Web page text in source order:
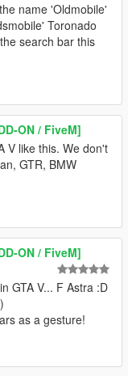
name 'Oldmobile'
Toronado
search bar this
ON / FiveM]
V like this. We don't
GTR, BMW
ON / FiveM]
GTA V... F Astra :D
as a gesture!